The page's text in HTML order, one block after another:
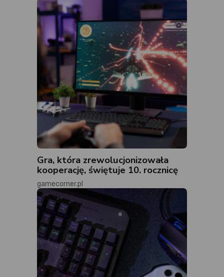
Gra, która zrewolucjonizowała
kooperację, świętuje 10. rocznicę
gamecorner.pl